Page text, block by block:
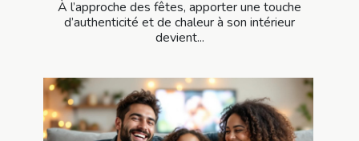
À l’approche des fêtes, apporter une touche
d’authenticité et de chaleur à son intérieur
devient...